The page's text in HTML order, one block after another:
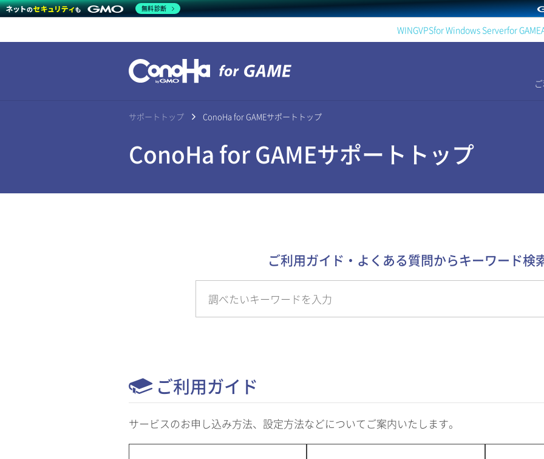
WINGVPSfor Windows Serverfor GAME
サポートトップ ConoHa for GAMEサポートトップ
ConoHa for GAMEサポートトップ
ご利用ガイド・よくある質問からキーワード検
ご利用ガイド
サービスのお申し込み方法、設定方法などについてご案内いたします。
無料診断